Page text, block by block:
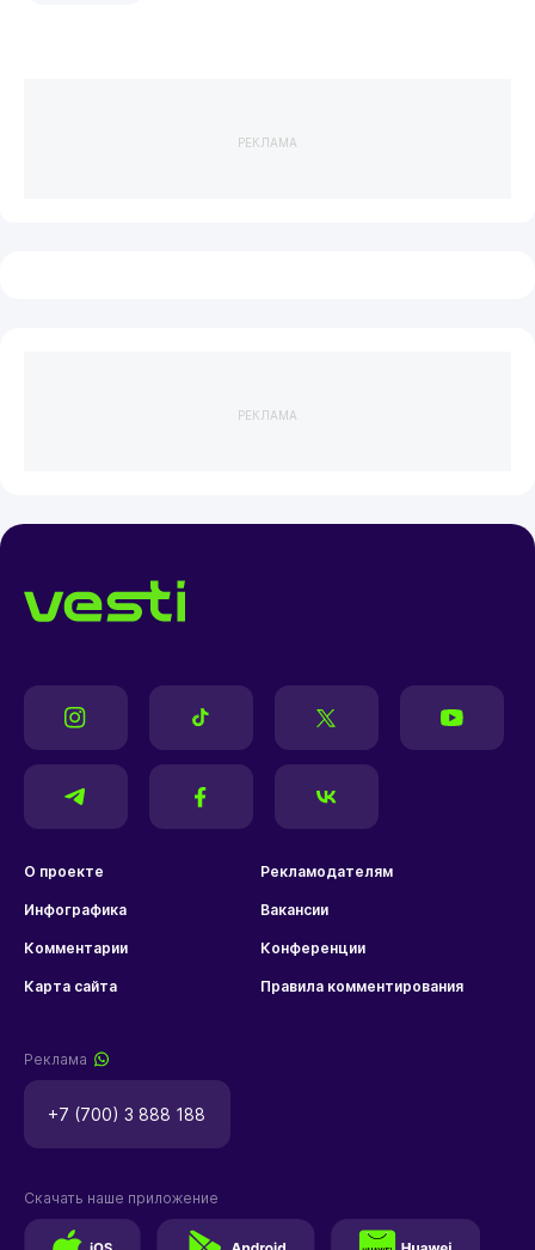
РЕКЛАМА
РЕКЛАМА
О проекте Рекламодателям
Инфографика Вакансии
Комментарии Конференции
Карта сайта Правила комментирования
Реклама
+7 (700) 3 888 188
Скачать наше приложение